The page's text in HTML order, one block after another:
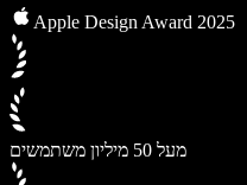
Apple Design Award 2025
מעל 50 מיליון משתמשים